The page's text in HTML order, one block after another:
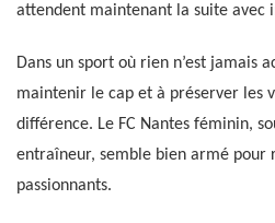
attendent maintenant la suite avec
Dans un sport où rien n’est jamais
maintenir le cap et à préserver les
différence. Le FC Nantes féminin,
entraîneur, semble bien armé pour
passionnants.